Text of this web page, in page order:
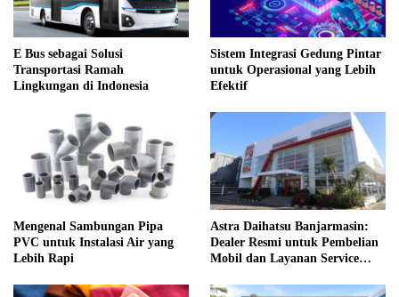
E Bus sebagai Solusi
Transportasi Ramah
Lingkungan di Indonesia
Sistem Integrasi Gedung Pintar
untuk Operasional yang Lebih
Efektif
Mengenal Sambungan Pipa
PVC untuk Instalasi Air yang
Lebih Rapi
Astra Daihatsu Banjarmasin:
Dealer Resmi untuk Pembelian
Mobil dan Layanan Service